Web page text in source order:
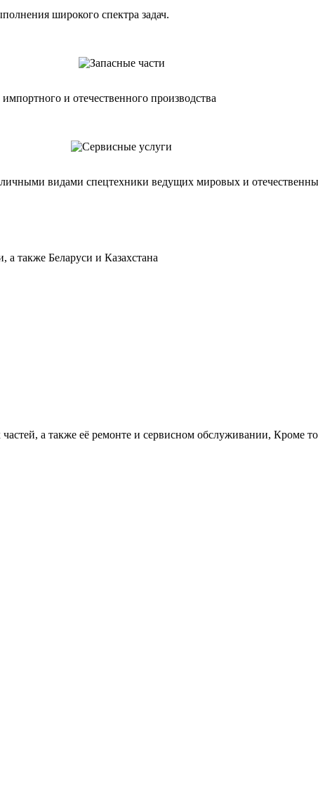
широкого спектра задач.
и отечественного производства
видами спецтехники ведущих мировых и
также Беларуси и Казахстана
а также её ремонте и сервисном обслуживании, Кроме